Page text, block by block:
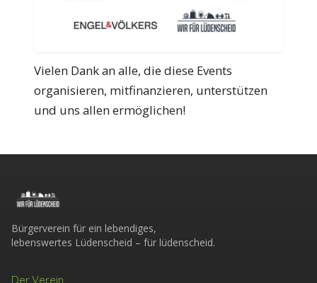
Vielen Dank an alle, die diese Events
organisieren, mitfinanzieren, unterstützen
und uns allen ermöglichen!
Bürgerverein für ein lebendiges,
lebenswertes Lüdenscheid – für lüdenscheid.
Der Verein